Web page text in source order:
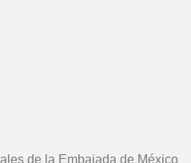
de la Embajada de México